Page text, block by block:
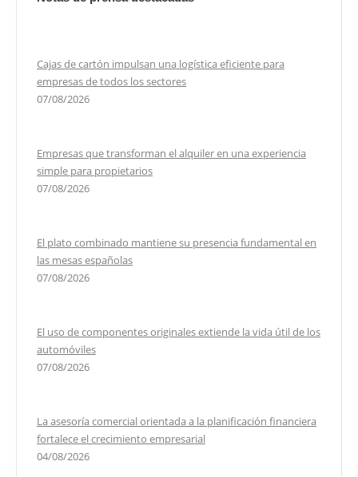
Cajas de cartón impulsan una logística eficiente para
empresas de todos los sectores
07/08/2026
Empresas que transforman el alquiler en una experiencia
simple para propietarios
07/08/2026
El plato combinado mantiene su presencia fundamental en
las mesas españolas
07/08/2026
El uso de componentes originales extiende la vida útil de los
automóviles
07/08/2026
La asesoría comercial orientada a la planificación financiera
fortalece el crecimiento empresarial
04/08/2026